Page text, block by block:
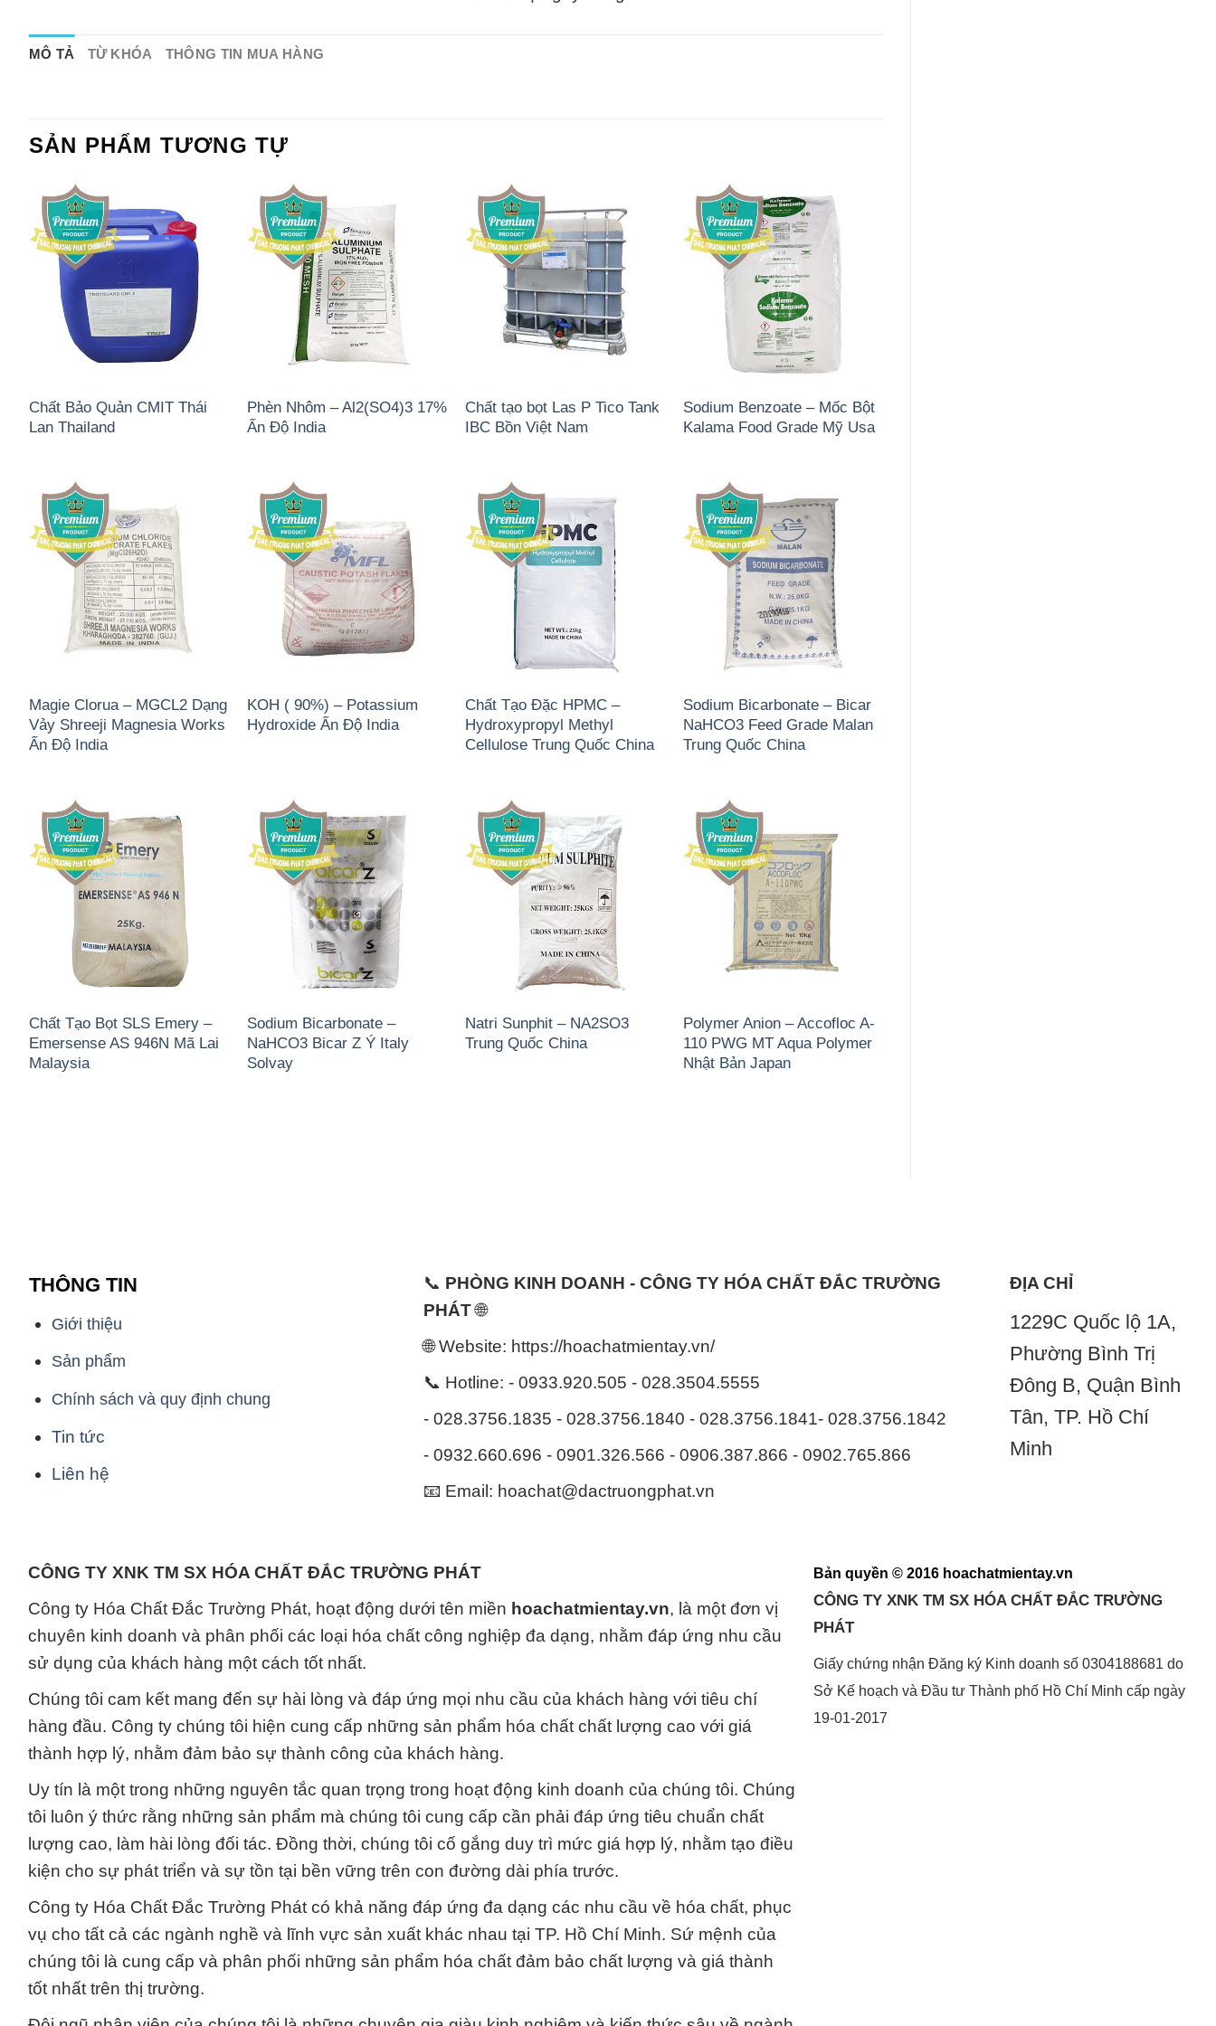
MÔ TẢ TỪ KHÓA THÔNG TIN MUA HÀNG
SẢN PHẨM TƯƠNG TỰ
Chất Bảo Quản CMIT Thái
Lan Thailand
Phèn Nhôm – Al2(SO4)3 17%
Ấn Độ India
Chất tạo bọt Las P Tico Tank
IBC Bồn Việt Nam
Sodium Benzoate – Mốc Bột
Kalama Food Grade Mỹ Usa
Magie Clorua – MGCL2 Dạng
Vảy Shreeji Magnesia Works
Ấn Độ India
KOH ( 90%) – Potassium
Hydroxide Ấn Độ India
Chất Tạo Đặc HPMC –
Hydroxypropyl Methyl
Cellulose Trung Quốc China
Sodium Bicarbonate – Bicar
NaHCO3 Feed Grade Malan
Trung Quốc China
Chất Tạo Bọt SLS Emery –
Emersense AS 946N Mã Lai
Malaysia
Sodium Bicarbonate –
NaHCO3 Bicar Z Ý Italy
Solvay
Natri Sunphit – NA2SO3
Trung Quốc China
Polymer Anion – Accofloc A-
110 PWG MT Aqua Polymer
Nhật Bản Japan
THÔNG TIN
Giới thiệu
Sản phẩm
Chính sách và quy định chung
Tin tức
Liên hệ
📞 PHÒNG KINH DOANH - CÔNG TY HÓA CHẤT ĐẮC TRƯỜNG
PHÁT🌐
🌐 Website: https://hoachatmientay.vn/
📞 Hotline: - 0933.920.505 - 028.3504.5555
- 028.3756.1835 - 028.3756.1840 - 028.3756.1841- 028.3756.1842
- 0932.660.696 - 0901.326.566 - 0906.387.866 - 0902.765.866
📧 Email: hoachat@dactruongphat.vn
ĐỊA CHỈ
1229C Quốc lộ 1A,
Phường Bình Trị
Đông B, Quận Bình
Tân, TP. Hồ Chí
Minh
CÔNG TY XNK TM SX HÓA CHẤT ĐẮC TRƯỜNG PHÁT
Công ty Hóa Chất Đắc Trường Phát, hoạt động dưới tên miền hoachatmientay.vn, là một đơn vị
chuyên kinh doanh và phân phối các loại hóa chất công nghiệp đa dạng, nhằm đáp ứng nhu cầu
sử dụng của khách hàng một cách tốt nhất.
Chúng tôi cam kết mang đến sự hài lòng và đáp ứng mọi nhu cầu của khách hàng với tiêu chí
hàng đầu. Công ty chúng tôi hiện cung cấp những sản phẩm hóa chất chất lượng cao với giá
thành hợp lý, nhằm đảm bảo sự thành công của khách hàng.
Uy tín là một trong những nguyên tắc quan trọng trong hoạt động kinh doanh của chúng tôi. Chúng
tôi luôn ý thức rằng những sản phẩm mà chúng tôi cung cấp cần phải đáp ứng tiêu chuẩn chất
lượng cao, làm hài lòng đối tác. Đồng thời, chúng tôi cố gắng duy trì mức giá hợp lý, nhằm tạo điều
kiện cho sự phát triển và sự tồn tại bền vững trên con đường dài phía trước.
Công ty Hóa Chất Đắc Trường Phát có khả năng đáp ứng đa dạng các nhu cầu về hóa chất, phục
vụ cho tất cả các ngành nghề và lĩnh vực sản xuất khác nhau tại TP. Hồ Chí Minh. Sứ mệnh của
chúng tôi là cung cấp và phân phối những sản phẩm hóa chất đảm bảo chất lượng và giá thành
tốt nhất trên thị trường.
Bản quyền © 2016 hoachatmientay.vn
CÔNG TY XNK TM SX HÓA CHẤT ĐẮC TRƯỜNG
PHÁT
Giấy chứng nhận Đăng ký Kinh doanh số 0304188681 do
Sở Kế hoạch và Đầu tư Thành phố Hồ Chí Minh cấp ngày
19-01-2017